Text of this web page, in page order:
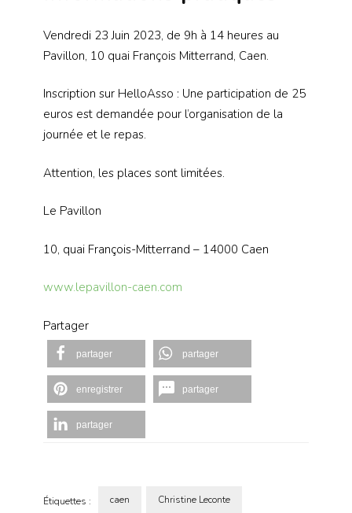
Vendredi 23 Juin 2023, de 9h à 14 heures au
Pavillon, 10 quai François Mitterrand, Caen.
Inscription sur HelloAsso : Une participation de 25
euros est demandée pour l’organisation de la
journée et le repas.
Attention, les places sont limitées.
Le Pavillon
10, quai François-Mitterrand – 14000 Caen
www.lepavillon-caen.com
Partager
partager partager
enregistrer partager
partager
Étiquettes : caen Christine Leconte